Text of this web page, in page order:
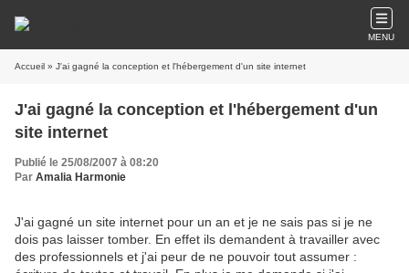
MENU
Accueil » J'ai gagné la conception et l'hébergement d'un site internet
J'ai gagné la conception et l'hébergement d'un
site internet
Publié le 25/08/2007 à 08:20
Par Amalia Harmonie
J'ai gagné un site internet pour un an et je ne sais pas si je ne
dois pas laisser tomber. En effet ils demandent à travailler avec
des professionnels et j'ai peur de ne pouvoir tout assumer :